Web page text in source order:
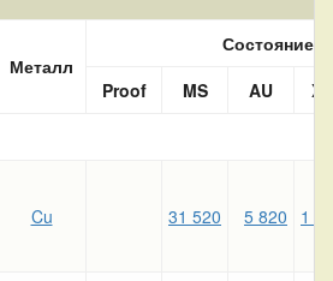
Металл
Состояние
Proof
MS AU
XF
Cu 31 520 5 820 1